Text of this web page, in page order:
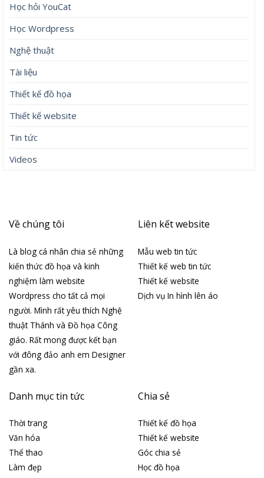
Học hỏi YouCat
Học Wordpress
Nghệ thuật
Tài liệu
Thiết kế đồ họa
Thiết kế website
Tin tức
Videos
Về chúng tôi
Là blog cá nhân chia sẻ những
kiến thức đồ họa và kinh
nghiệm làm website
Wordpress cho tất cả mọi
người. Mình rất yêu thích Nghệ
thuật Thánh và Đồ họa Công
giáo. Rất mong được kết bạn
với đông đảo anh em Designer
gần xa.
Liên kết website
Mẫu web tin tức
Thiết kế web tin tức
Thiết kế website
Dịch vụ In hình lên áo
Danh mục tin tức
Thời trang
Văn hóa
Thể thao
Làm đẹp
Chia sẻ
Thiết kế đồ họa
Thiết kế website
Góc chia sẻ
Học đồ họa